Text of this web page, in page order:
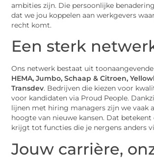
ambities zijn. Die persoonlijke
dat we jou koppelen aan werkgevers
recht komt.
Een sterk
Ons netwerk bestaat uit
HEMA, Jumbo, Schaap & Citroen,
Transdev. Bedrijven die kiezen voor
voor kandidaten via Proud People.
lijnen met hiring managers zijn we vaak
hoogte van nieuwe kansen. Dat
krijgt tot functies die je nergens anders
Jouw carrière,